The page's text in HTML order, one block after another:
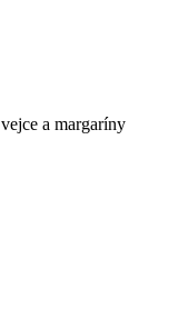
a margaríny